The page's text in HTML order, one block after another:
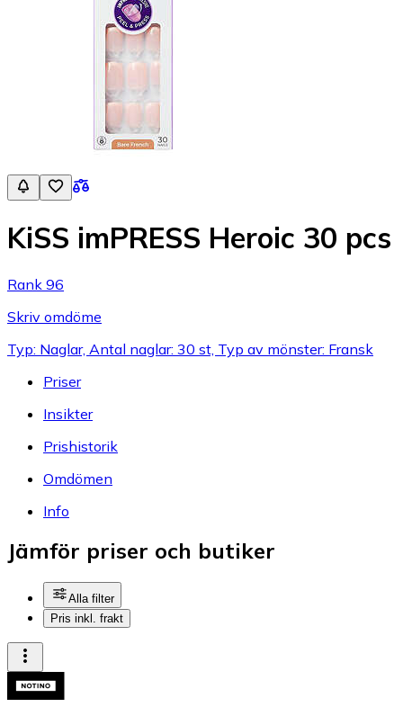
KiSS imPRESS Heroic 30 pcs
Rank 96
Skriv omdöme
Typ: Naglar, Antal naglar: 30 st, Typ av mönster: Fransk
Priser
Insikter
Prishistorik
Omdömen
Info
Jämför priser och butiker
Alla filter
Pris inkl. frakt